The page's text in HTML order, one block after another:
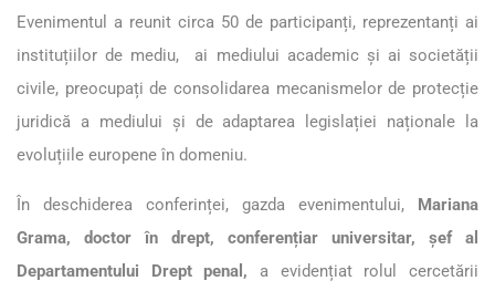
Evenimentul a reunit circa 50 de participanți, reprezentanți ai
instituțiilor de mediu, ai mediului academic și ai societății
civile, preocupați de consolidarea mecanismelor de protecție
juridică a mediului și de adaptarea legislației naționale la
evoluțiile europene în domeniu.
În deschiderea conferinței, gazda evenimentului, Mariana
Grama, doctor în drept, conferențiar universitar, șef al
Departamentului Drept penal, a evidențiat rolul cercetării